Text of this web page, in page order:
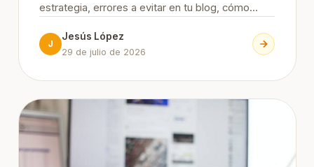
estrategia, errores a evitar en tu blog, cómo
y su relación con el SEO y la búsqueda con IA.
J
Jesús López
29 de julio de 2026